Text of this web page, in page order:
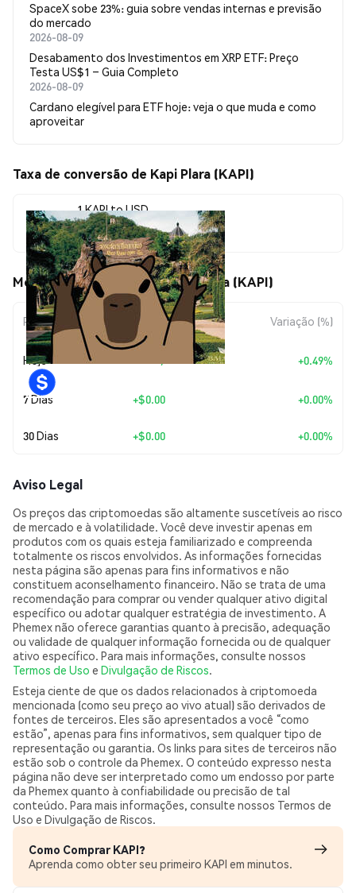
SpaceX sobe 23%: guia sobre vendas internas e previsão
do mercado
2026-08-09
Desabamento dos Investimentos em XRP ETF: Preço
Testa US$1 – Guia Completo
2026-08-09
Cardano elegível para ETF hoje: veja o que muda e como
aproveitar
Taxa de conversão de Kapi Plara (KAPI)
1 KAPI to USD
$0.00000767
Movimentos de preço de Kapi Plara (KAPI)
Período Variação do Valor Variação (%)
Hoje 7 +0.49%
7 Dias +$0.00 +0.00%
30 Dias +$0.00 +0.00%
Aviso Legal
Os preços das criptomoedas são altamente suscetíveis ao risco
de mercado e à volatilidade. Você deve investir apenas em
produtos com os quais esteja familiarizado e compreenda
totalmente os riscos envolvidos. As informações fornecidas
nesta página são apenas para fins informativos e não
constituem aconselhamento financeiro. Não se trata de uma
recomendação para comprar ou vender qualquer ativo digital
específico ou adotar qualquer estratégia de investimento. A
Phemex não oferece garantias quanto à precisão, adequação
ou validade de qualquer informação fornecida ou de qualquer
ativo específico. Para mais informações, consulte nossos
Termos de Uso e Divulgação de Riscos.
Esteja ciente de que os dados relacionados à criptomoeda
mencionada (como seu preço ao vivo atual) são derivados de
fontes de terceiros. Eles são apresentados a você “como
estão”, apenas para fins informativos, sem qualquer tipo de
representação ou garantia. Os links para sites de terceiros não
estão sob o controle da Phemex. O conteúdo expresso nesta
página não deve ser interpretado como um endosso por parte
da Phemex quanto à confiabilidade ou precisão de tal
conteúdo. Para mais informações, consulte nossos Termos de
Uso e Divulgação de Riscos.
Como Comprar KAPI?
Aprenda como obter seu primeiro KAPI em minutos.